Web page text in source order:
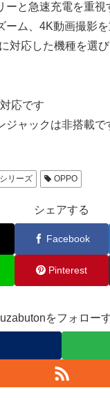
ーと急速充電を重視
ーム、4K動画撮影
対応した機種を選び
応です
ジャックは非搭載で
リーズ OPPO
シェアする
Facebook
Pinterest
uzabutonをフォロー